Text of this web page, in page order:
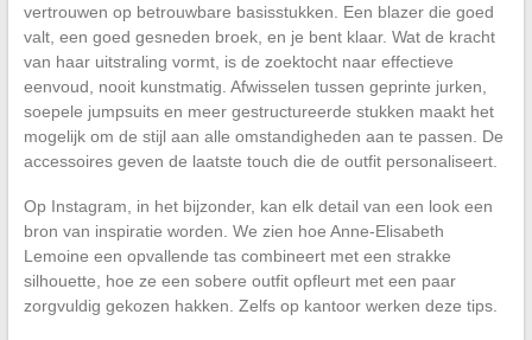
vertrouwen op betrouwbare basisstukken. Een blazer die goed
valt, een goed gesneden broek, en je bent klaar. Wat de kracht
van haar uitstraling vormt, is de zoektocht naar effectieve
eenvoud, nooit kunstmatig. Afwisselen tussen geprinte jurken,
soepele jumpsuits en meer gestructureerde stukken maakt het
mogelijk om de stijl aan alle omstandigheden aan te passen. De
accessoires geven de laatste touch die de outfit personaliseert.
Op Instagram, in het bijzonder, kan elk detail van een look een
bron van inspiratie worden. We zien hoe Anne-Elisabeth
Lemoine een opvallende tas combineert met een strakke
silhouette, hoe ze een sobere outfit opfleurt met een paar
zorgvuldig gekozen hakken. Zelfs op kantoor werken deze tips.